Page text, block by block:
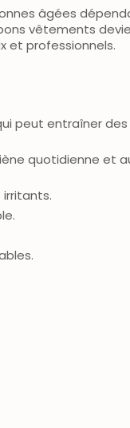
âgées
vêtements
et professionnels.
peut entraîner
quotidienne et